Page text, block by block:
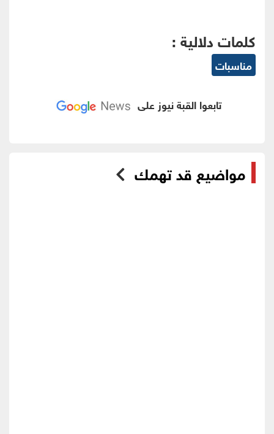
كلمات دلالية :
مناسبات
تابعوا القبة نيوز على
مواضيع قد تهمك